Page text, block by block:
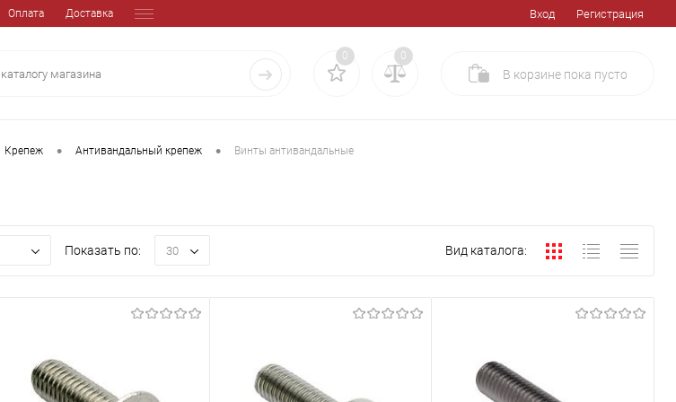
Оплата Доставка Вход Регистрация
0 0
В корзине пока пусто
Крепеж • Антивандальный крепеж • Винты антивандальные
Показать по: 30 Вид каталога: